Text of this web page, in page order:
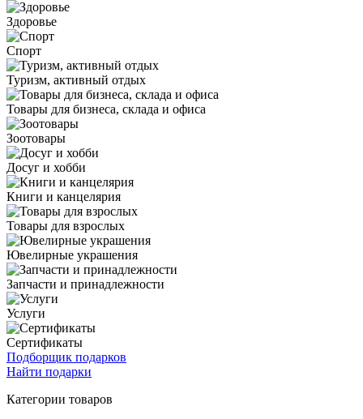
Здоровье
Спорт
Туризм, активный отдых
Товары для бизнеса, склада и офиса
Зоотовары
Досуг и хобби
Книги и канцелярия
Товары для взрослых
Ювелирные украшения
Запчасти и принадлежности
Услуги
Сертификаты
Подборщик подарков
Найти подарки
Категории товаров